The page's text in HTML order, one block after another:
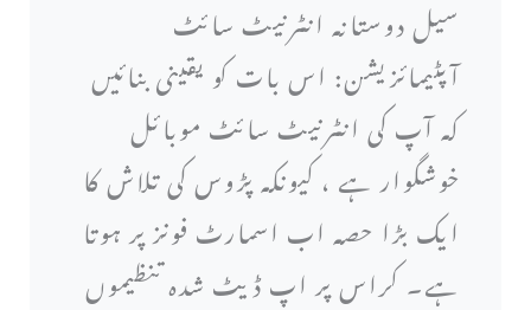
سیل دوستانہ انٹرنیٹ سائٹ
آپٹیمائزیشن: اس بات کو یقینی بنائیں
کہ آپ کی انٹرنیٹ سائٹ موبائل
خوشگوار ہے ، کیونکہ پڑوس کی تلاش کا
ایک بڑا حصہ اب اسمارٹ فونز پر ہوتا
ہے۔ کراس پر اپ ڈیٹ شدہ تنظیموں